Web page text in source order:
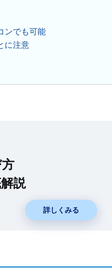
ンでも可能
に注意
説
詳しくみる